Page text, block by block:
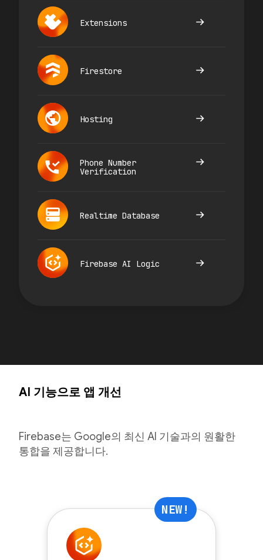
Extensions
Firestore
Hosting
Phone Number
Verification
Realtime Database
Firebase AI Logic
AI 기능으로 앱 개선
Firebase는 Google의 최신 AI 기술과의 원활한
통합을 제공합니다.
NEW!